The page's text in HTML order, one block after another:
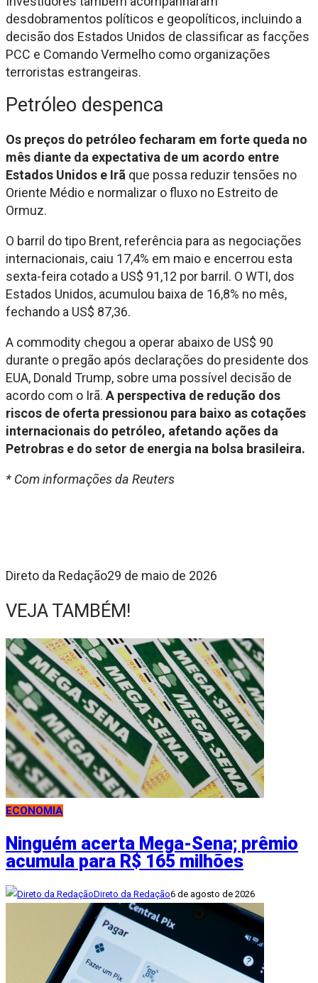
desdobramentos políticos e geopolíticos, incluindo a
decisão dos Estados Unidos de classificar as facções
PCC e Comando Vermelho como organizações
terroristas estrangeiras.
Petróleo despenca
Os preços do petróleo fecharam em forte queda no
mês diante da expectativa de um acordo entre
Estados Unidos e Irã que possa reduzir tensões no
Oriente Médio e normalizar o fluxo no Estreito de
Ormuz.
O barril do tipo Brent, referência para as negociações
internacionais, caiu 17,4% em maio e encerrou esta
sexta-feira cotado a US$ 91,12 por barril. O WTI, dos
Estados Unidos, acumulou baixa de 16,8% no mês,
fechando a US$ 87,36.
A commodity chegou a operar abaixo de US$ 90
durante o pregão após declarações do presidente dos
EUA, Donald Trump, sobre uma possível decisão de
acordo com o Irã. A perspectiva de redução dos
riscos de oferta pressionou para baixo as cotações
internacionais do petróleo, afetando ações da
Petrobras e do setor de energia na bolsa brasileira.
* Com informações da Reuters
Direto da Redação29 de maio de 2026
VEJA TAMBÉM!
ECONOMIA
Ninguém acerta Mega-Sena; prêmio
acumula para R$ 165 milhões
Direto da Redação6 de agosto de 2026